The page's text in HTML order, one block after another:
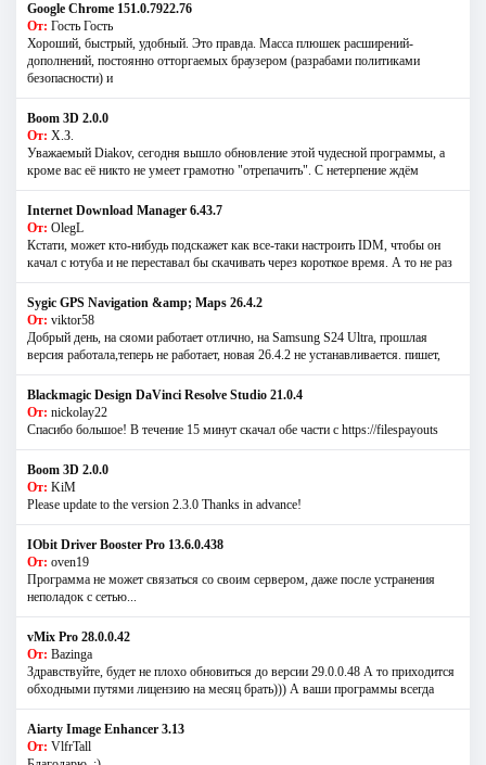
Google Chrome 151.0.7922.76
От: Гость Гость
Хороший, быстрый, удобный. Это правда. Масса плюшек расширений-
дополнений, постоянно отторгаемых браузером (разрабами политиками
безопасности) и
Boom 3D 2.0.0
От: Х.З.
Уважаемый Diakov, сегодня вышло обновление этой чудесной программы, а
кроме вас её никто не умеет грамотно "отрепачить". С нетерпение ждём
Internet Download Manager 6.43.7
От: OlegL
Кстати, может кто-нибудь подскажет как все-таки настроить IDM, чтобы он
качал с ютуба и не переставал бы скачивать через короткое время. А то не раз
Sygic GPS Navigation &amp; Maps 26.4.2
От: viktor58
Добрый день, на сяоми работает отлично, на Samsung S24 Ultra, прошлая
версия работала,теперь не работает, новая 26.4.2 не устанавливается. пишет,
Blackmagic Design DaVinci Resolve Studio 21.0.4
От: nickolay22
Спасибо большое! В течение 15 минут скачал обе части с https://filespayouts
Boom 3D 2.0.0
От: KiM
Please update to the version 2.3.0 Thanks in advance!
IObit Driver Booster Pro 13.6.0.438
От: oven19
Программа не может связаться со своим сервером, даже после устранения
неполадок с сетью...
vMix Pro 28.0.0.42
От: Bazinga
Здравствуйте, будет не плохо обновиться до версии 29.0.0.48 А то приходится
обходными путями лицензию на месяц брать))) А ваши программы всегда
Aiarty Image Enhancer 3.13
От: VlfrTall